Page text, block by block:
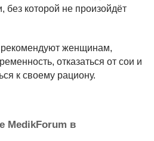
без которой не произойдёт
рекомендуют женщинам,
отказаться от сои и
к своему рациону.
MedikForum в